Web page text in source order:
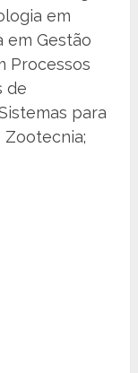
em
em Gestão
Processos
de
para
Zootecnia;